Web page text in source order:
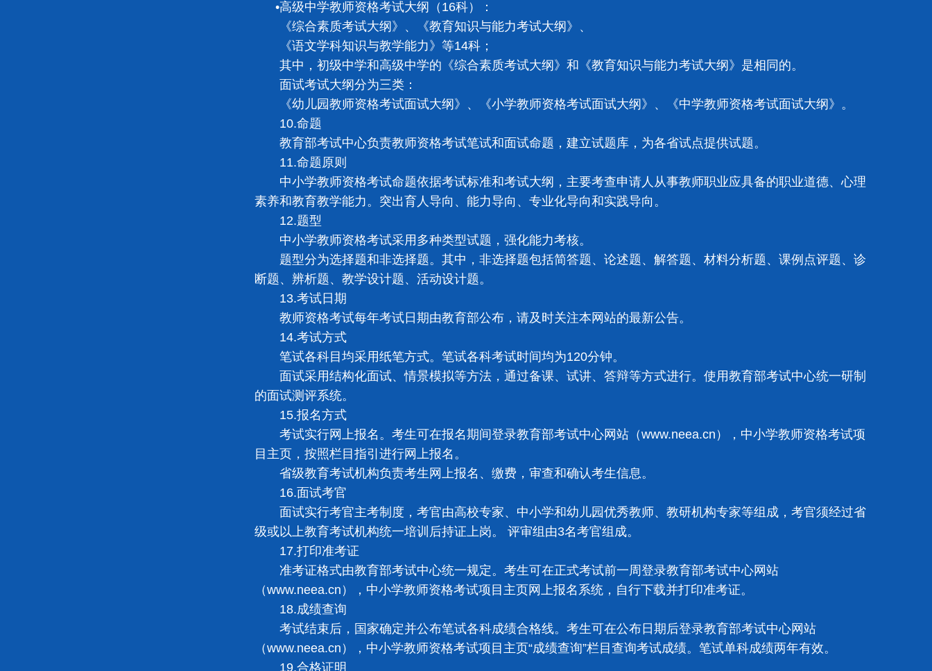
•高级中学教师资格考试大纲（16科）：
《综合素质考试大纲》、《教育知识与能力考试大纲》、
《语文学科知识与教学能力》等14科；
其中，初级中学和高级中学的《综合素质考试大纲》和《教育知识与能力考试大纲》是相同的。
面试考试大纲分为三类：
《幼儿园教师资格考试面试大纲》、《小学教师资格考试面试大纲》、《中学教师资格考试面试大纲》。
10.命题
教育部考试中心负责教师资格考试笔试和面试命题，建立试题库，为各省试点提供试题。
11.命题原则
中小学教师资格考试命题依据考试标准和考试大纲，主要考查申请人从事教师职业应具备的职业道德、心理
素养和教育教学能力。突出育人导向、能力导向、专业化导向和实践导向。
12.题型
中小学教师资格考试采用多种类型试题，强化能力考核。
题型分为选择题和非选择题。其中，非选择题包括简答题、论述题、解答题、材料分析题、课例点评题、诊
断题、辨析题、教学设计题、活动设计题。
13.考试日期
教师资格考试每年考试日期由教育部公布，请及时关注本网站的最新公告。
14.考试方式
笔试各科目均采用纸笔方式。笔试各科考试时间均为120分钟。
面试采用结构化面试、情景模拟等方法，通过备课、试讲、答辩等方式进行。使用教育部考试中心统一研制
的面试测评系统。
15.报名方式
考试实行网上报名。考生可在报名期间登录教育部考试中心网站（www.neea.cn），中小学教师资格考试项
目主页，按照栏目指引进行网上报名。
省级教育考试机构负责考生网上报名、缴费，审查和确认考生信息。
16.面试考官
面试实行考官主考制度，考官由高校专家、中小学和幼儿园优秀教师、教研机构专家等组成，考官须经过省
级或以上教育考试机构统一培训后持证上岗。 评审组由3名考官组成。
17.打印准考证
准考证格式由教育部考试中心统一规定。考生可在正式考试前一周登录教育部考试中心网站
（www.neea.cn），中小学教师资格考试项目主页网上报名系统，自行下载并打印准考证。
18.成绩查询
考试结束后，国家确定并公布笔试各科成绩合格线。考生可在公布日期后登录教育部考试中心网站
（www.neea.cn），中小学教师资格考试项目主页“成绩查询”栏目查询考试成绩。笔试单科成绩两年有效。
19.合格证明